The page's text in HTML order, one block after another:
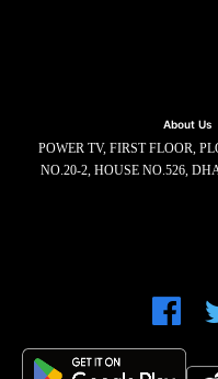
About Us
POWER TV, FIRST FLOOR,
NO.20-2, HOUSE NO.526,